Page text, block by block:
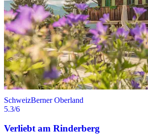
SchweizBerner Oberland
5.3/6
Verliebt am Rinderberg